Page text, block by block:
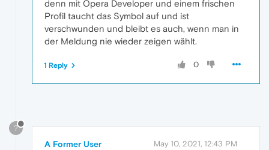
denn mit Opera Developer und einem frischen
Profil taucht das Symbol auf und ist
verschwunden und bleibt es auch, wenn man in
der Meldung nie wieder zeigen wählt.
0
1 Reply
?
A Former User May 10, 2021, 12:43 PM